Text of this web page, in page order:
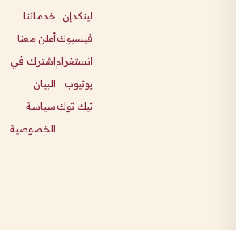
لينكدإن
فيسبوك
انستغرام
يوتيوب
تيك توك
خدماتنا
أعلن معنا
اشترك في
البيان
سياسة
الخصوصية